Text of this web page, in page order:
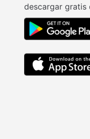
descargar gratis